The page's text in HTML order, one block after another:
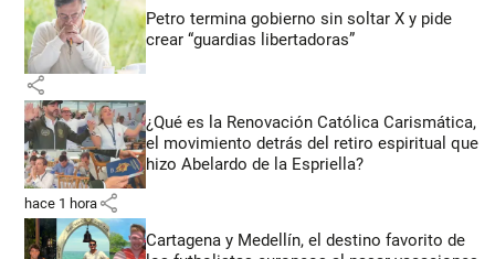
Petro termina gobierno sin soltar X y pide
crear “guardias libertadoras”
share
¿Qué es la Renovación Católica Carismática,
el movimiento detrás del retiro espiritual que
hizo Abelardo de la Espriella?
hace 1 hora share
Cartagena y Medellín, el destino favorito de